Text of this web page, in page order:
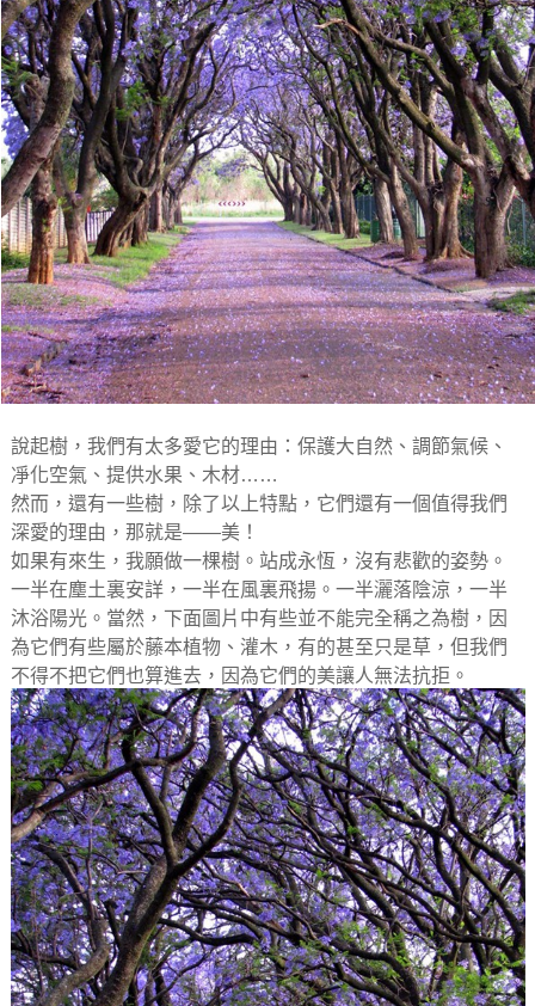
說起樹，我們有太多愛它的理由：保護大自然、調節氣候、
凈化空氣、提供水果、木材……
然而，還有一些樹，除了以上特點，它們還有一個值得我們
深愛的理由，那就是——美！
如果有來生，我願做一棵樹。站成永恆，沒有悲歡的姿勢。
一半在塵土裏安詳，一半在風裏飛揚。一半灑落陰涼，一半
沐浴陽光。當然，下面圖片中有些並不能完全稱之為樹，因
為它們有些屬於藤本植物、灌木，有的甚至只是草，但我們
不得不把它們也算進去，因為它們的美讓人無法抗拒。